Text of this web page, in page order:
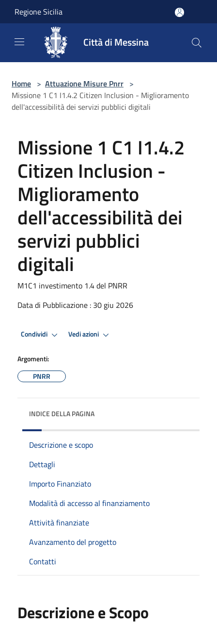
Regione Sicilia
Città di Messina
Home > Attuazione Misure Pnrr >
Missione 1 C1 I1.4.2 Citizen Inclusion - Miglioramento
dell'accessibilità dei servizi pubblici digitali
Missione 1 C1 I1.4.2
Citizen Inclusion -
Miglioramento
dell'accessibilità dei
servizi pubblici
digitali
M1C1 investimento 1.4 del PNRR
Data di Pubblicazione : 30 giu 2026
Condividi Vedi azioni
Argomenti:
PNRR
INDICE DELLA PAGINA
Descrizione e scopo
Dettagli
Importo Finanziato
Modalità di accesso al finanziamento
Attività finanziate
Avanzamento del progetto
Contatti
Descrizione e Scopo